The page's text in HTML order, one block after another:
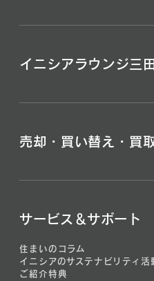
イニシアラウンジ三田
売却・買い替え・買
サービス＆サポート
住まいのコラム
イニシアのサステナビリティ活
ご紹介特典